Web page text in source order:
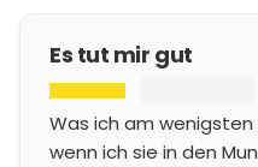
Es tut mir gut
Was ich am
wenn ich sie in den